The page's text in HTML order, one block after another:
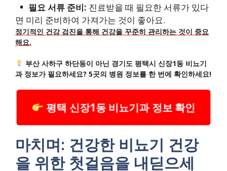
필요 서류 준비: 진료받을 때 필요한 서류가 있다
면 미리 준비하여 가져가는 것이 좋아요.
정기적인 건강 검진을 통해 건강을 꾸준히 관리하는 것이 중요
해요.
부산 사하구 하단동이 아닌 경기도 평택시 신장1동 비뇨기
과 정보가 필요하세요? 5곳의 병원 정보를 한 번에 확인하세요!
평택 신장1동 비뇨기과 정보 확인
마치며: 건강한 비뇨기 건강
을 위한 첫걸음을 내딛으세